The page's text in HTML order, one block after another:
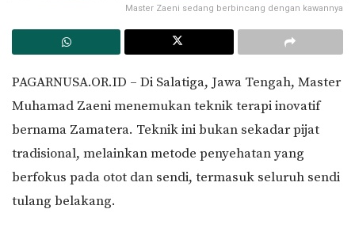
Master Zaeni sedang berbincang dengan kawannya
PAGARNUSA.OR.ID – Di Salatiga, Jawa Tengah, Master
Muhamad Zaeni menemukan teknik terapi inovatif
bernama Zamatera. Teknik ini bukan sekadar pijat
tradisional, melainkan metode penyehatan yang
berfokus pada otot dan sendi, termasuk seluruh sendi
tulang belakang.